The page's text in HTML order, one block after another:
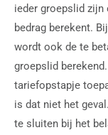
ieder groepslid zijn
bedrag berekent.
wordt ook de te
groepslid
tariefopstapje
is dat niet het
te sluiten bij het